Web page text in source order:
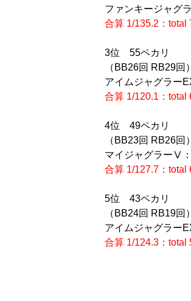
ファンキージャグ
合算 1/135.2：total
3位 55ペカリ
（BB26回 RB29回）
アイムジャグラー
合算 1/120.1：total
4位 49ペカリ
（BB23回 RB26回）
マイジャグラーⅤ
合算 1/127.7：total
5位 43ペカリ
（BB24回 RB19回）
アイムジャグラー
合算 1/124.3：total